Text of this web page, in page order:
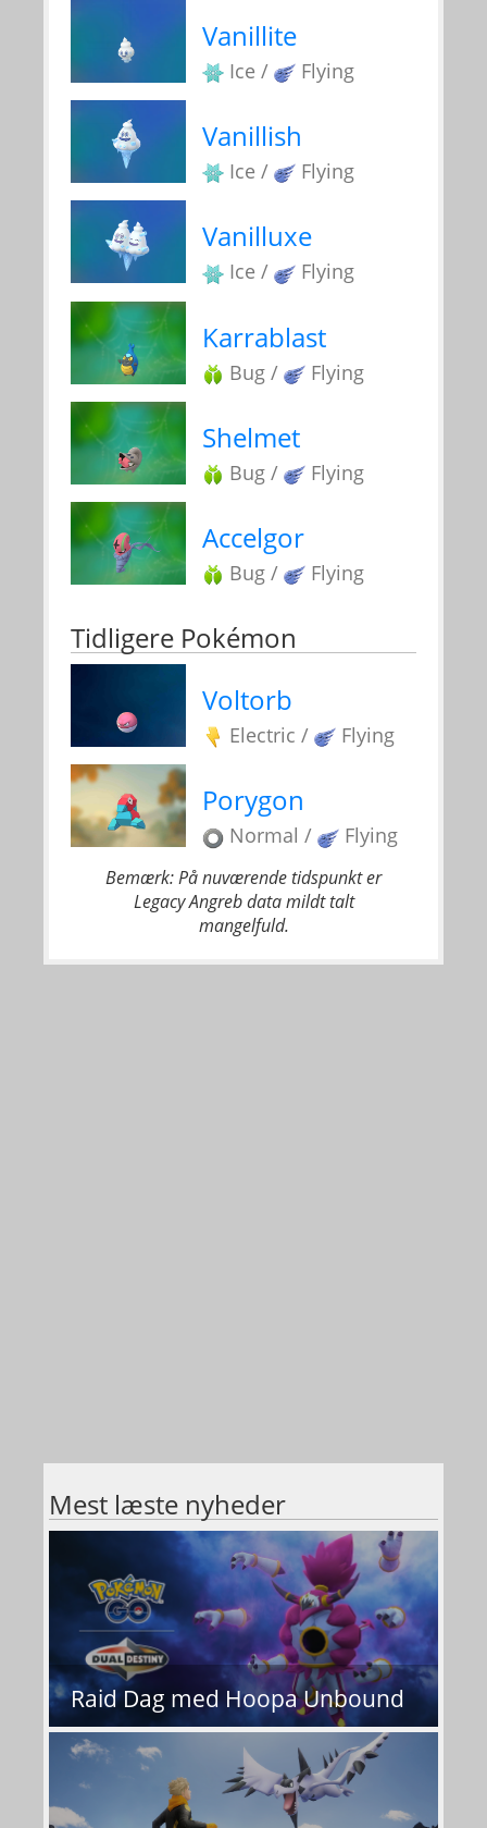
Vanillite
Ice / Flying
Vanillish
Ice / Flying
Vanilluxe
Ice / Flying
Karrablast
Bug / Flying
Shelmet
Bug / Flying
Accelgor
Bug / Flying
Tidligere Pokémon
Voltorb
Electric / Flying
Porygon
Normal / Flying
Bemærk: På nuværende tidspunkt er
Legacy Angreb data mildt talt
mangelfuld.
Mest læste nyheder
Raid Dag med Hoopa Unbound